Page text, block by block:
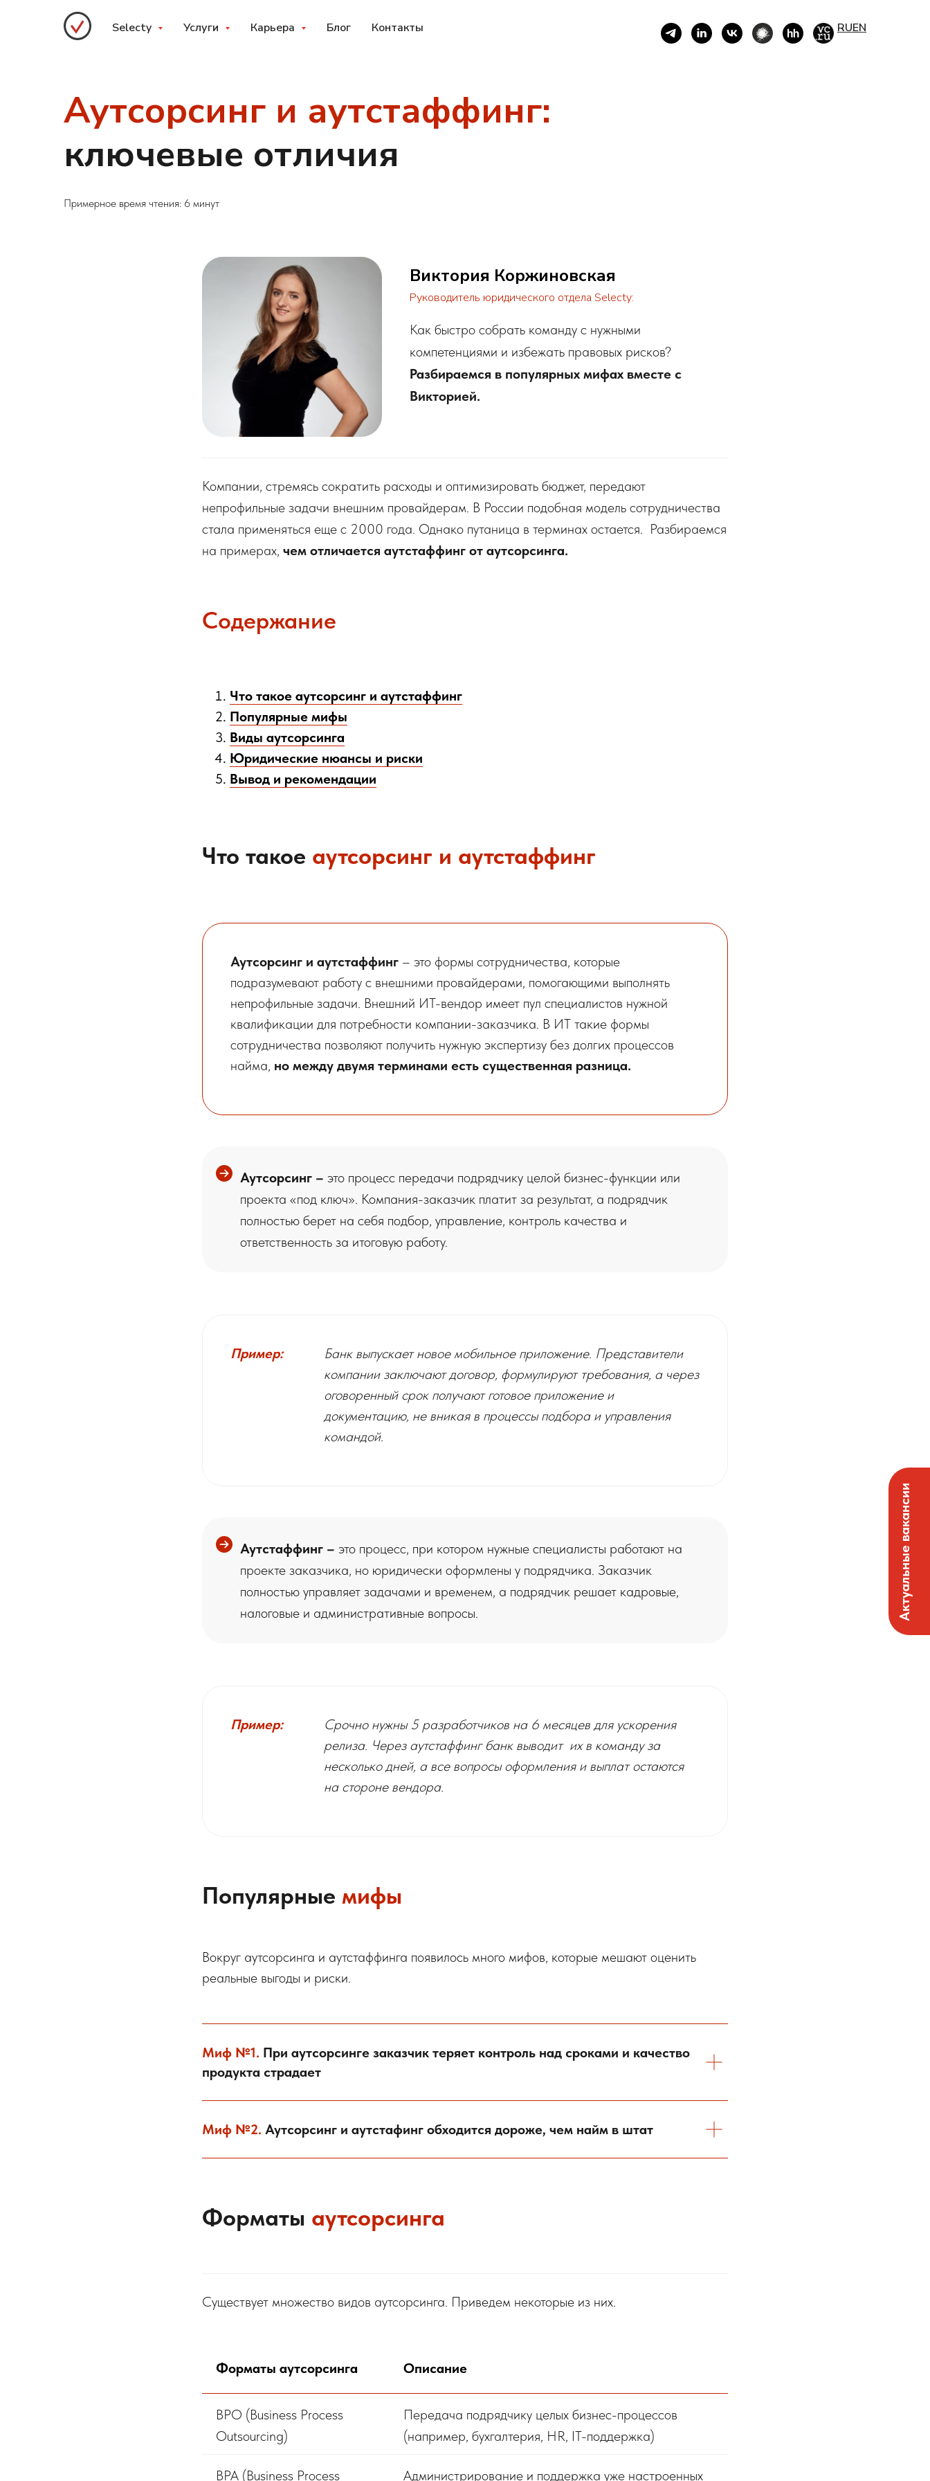
Selecty Услуги Карьера Блог Контакты RUEN
Актуальные вакансии
Аутсорсинг и аутстаффинг:
ключевые отличия
Примерное время чтения: 6 минут
Виктория Коржиновская
Руководитель юридического отдела Selecty:
Как быстро собрать команду с нужными
компетенциями и избежать правовых рисков?
Разбираемся в популярных мифах вместе с
Викторией.
Компании, стремясь сократить расходы и оптимизировать бюджет, передают
непрофильные задачи внешним провайдерам. В России подобная модель сотрудничества
стала применяться еще с 2000 года. Однако путаница в терминах остается. Разбираемся
на примерах, чем отличается аутстаффинг от аутсорсинга.
Содержание
Что такое аутсорсинг и аутстаффинг
Популярные мифы
Виды аутсорсинга
Юридические нюансы и риски
Вывод и рекомендации
Что такое аутсорсинг и аутстаффинг
Аутсорсинг и аутстаффинг – это формы сотрудничества, которые
подразумевают работу с внешними провайдерами, помогающими выполнять
непрофильные задачи. Внешний ИТ-вендор имеет пул специалистов нужной
квалификации для потребности компании-заказчика. В ИТ такие формы
сотрудничества позволяют получить нужную экспертизу без долгих процессов
найма, но между двумя терминами есть существенная разница.
Аутсорсинг – это процесс передачи подрядчику целой бизнес-функции или
проекта «под ключ». Компания-заказчик платит за результат, а подрядчик
полностью берет на себя подбор, управление, контроль качества и
ответственность за итоговую работу.
Пример:
Банк выпускает новое мобильное приложение. Представители
компании заключают договор, формулируют требования, а через
оговоренный срок получают готовое приложение и
документацию, не вникая в процессы подбора и управления
командой.
Аутстаффинг – это процесс, при котором нужные специалисты работают на
проекте заказчика, но юридически оформлены у подрядчика. Заказчик
полностью управляет задачами и временем, а подрядчик решает кадровые,
налоговые и административные вопросы.
Пример:
Срочно нужны 5 разработчиков на 6 месяцев для ускорения
релиза. Через аутстаффинг банк выводит их в команду за
несколько дней, а все вопросы оформления и выплат остаются
на стороне вендора.
Популярные мифы
Вокруг аутсорсинга и аутстаффинга появилось много мифов, которые мешают оценить
реальные выгоды и риски.
Миф №1. При аутсорсинге заказчик теряет контроль над сроками и качество
продукта страдает
Миф №2. Аутсорсинг и аутстафинг обходится дороже, чем найм в штат
Форматы аутсорсинга
Существует множество видов аутсорсинга. Приведем некоторые из них.
Форматы аутсорсинга Описание
BPO (Business Process
Outsourcing)
Передача подрядчику целых бизнес-процессов
(например, бухгалтерия, HR, IT-поддержка)
BPA (Business Process Администрирование и поддержка уже настроенных